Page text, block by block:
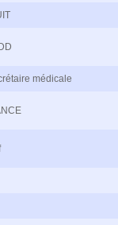
médicale